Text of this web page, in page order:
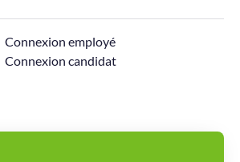
Connexion employé
Connexion candidat